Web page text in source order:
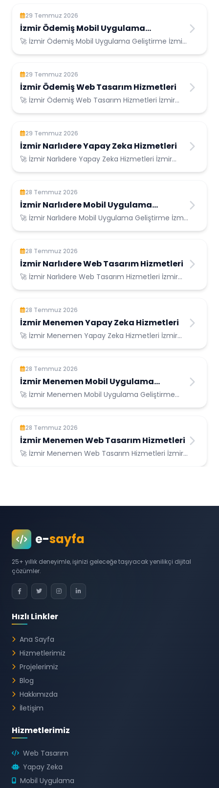
29 Temmuz 2026
İzmir Ödemiş Mobil Uygulama
Geliştirme
🚀 İzmir Ödemiş Mobil Uygulama Geliştirme İzmir
29 Temmuz 2026
İzmir Ödemiş Web Tasarım Hizmetleri
🚀 İzmir Ödemiş Web Tasarım Hizmetleri İzmir
29 Temmuz 2026
İzmir Narlıdere Yapay Zeka Hizmetleri
🚀 İzmir Narlıdere Yapay Zeka Hizmetleri İzmir
28 Temmuz 2026
İzmir Narlıdere Mobil Uygulama
Geliştirme
🚀 İzmir Narlıdere Mobil Uygulama Geliştirme İzmir
28 Temmuz 2026
İzmir Narlıdere Web Tasarım Hizmetleri
🚀 İzmir Narlıdere Web Tasarım Hizmetleri İzmir
28 Temmuz 2026
İzmir Menemen Yapay Zeka Hizmetleri
🚀 İzmir Menemen Yapay Zeka Hizmetleri İzmir
28 Temmuz 2026
İzmir Menemen Mobil Uygulama
Geliştirme
🚀 İzmir Menemen Mobil Uygulama Geliştirme
28 Temmuz 2026
İzmir Menemen Web Tasarım Hizmetleri
🚀 İzmir Menemen Web Tasarım Hizmetleri İzmir
e-sayfa
25+ yıllık deneyimle, işinizi geleceğe taşıyacak yenilikçi dijital
çözümler.
Hızlı Linkler
Ana Sayfa
Hizmetlerimiz
Projelerimiz
Blog
Hakkımızda
İletişim
Hizmetlerimiz
Web Tasarım
Yapay Zeka
Mobil Uygulama